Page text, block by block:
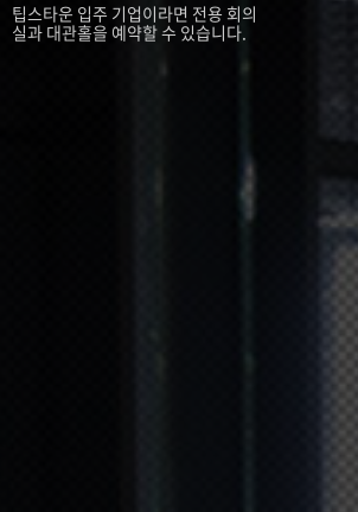
팁스타운 입주 기업이라면 전용 회의
실과 대관홀을 예약할 수 있습니다.